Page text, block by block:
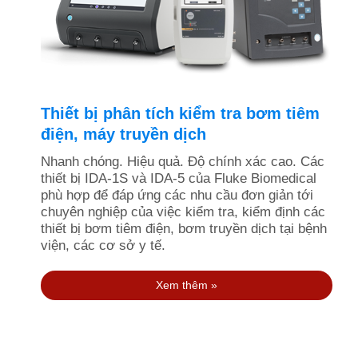
Thiết bị phân tích kiểm tra bơm tiêm
điện, máy truyền dịch
Nhanh chóng. Hiệu quả. Độ chính xác cao. Các
thiết bị IDA-1S và IDA-5 của Fluke Biomedical
phù hợp để đáp ứng các nhu cầu đơn giản tới
chuyên nghiệp của việc kiểm tra, kiểm định các
thiết bị bơm tiêm điện, bơm truyền dịch tại bệnh
viện, các cơ sở y tế.
Xem thêm »